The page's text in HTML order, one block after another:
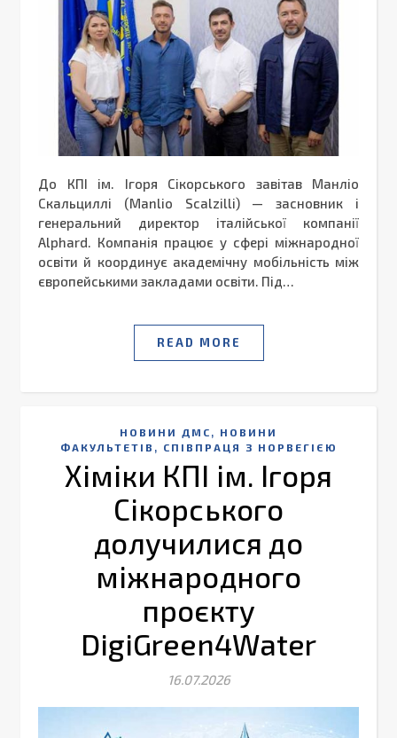
До КПІ ім. Ігоря Сікорського завітав Манліо
Скальциллі (Manlio Scalzilli) — засновник і
генеральний директор італійської компанії
Alphard. Компанія працює у сфері міжнародної
освіти й координує академічну мобільність між
європейськими закладами освіти. Під…
READ MORE
НОВИНИ ДМС , НОВИНИ
ФАКУЛЬТЕТІВ , СПІВПРАЦЯ З НОРВЕГІЄЮ
Хіміки КПІ ім. Ігоря
Сікорського
долучилися до
міжнародного
проєкту
DigiGreen4Water
16.07.2026